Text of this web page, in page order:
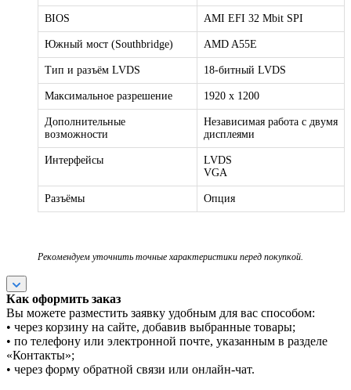
BIOS AMI EFI 32 Mbit SPI
Южный мост (Southbridge) AMD A55E
Тип и разъём LVDS 18-битный LVDS
Максимальное разрешение 1920 x 1200
Дополнительные
возможности
Независимая работа с двумя
дисплеями
Интерфейсы
LVDS
VGA
Разъёмы Опция
Рекомендуем уточнить точные характеристики перед покупкой.
Как оформить заказ
Вы можете разместить заявку удобным для вас способом:
• через корзину на сайте, добавив выбранные товары;
• по телефону или электронной почте, указанным в разделе
«Контакты»;
• через форму обратной связи или онлайн-чат.